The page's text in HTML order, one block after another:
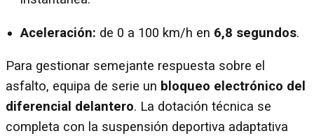
Aceleración: de 0 a 100 km/h en 6,8 segundos.
Para gestionar semejante respuesta sobre el
asfalto, equipa de serie un bloqueo electrónico del
diferencial delantero. La dotación técnica se
completa con la suspensión deportiva adaptativa